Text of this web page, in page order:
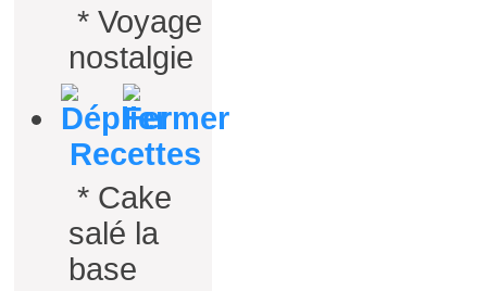
* Voyage
nostalgie
Recettes
* Cake
salé la
base